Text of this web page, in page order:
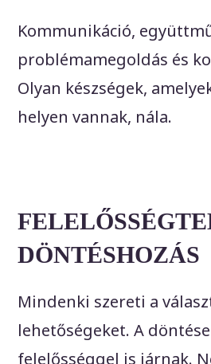
Kommunikáció,
problémamegoldás és
Olyan készségek,
helyen vannak, nála.
DÖNTÉSHOZÁS
Mindenki szereti a
lehetőségeket. A
felelősséggel is járnak.